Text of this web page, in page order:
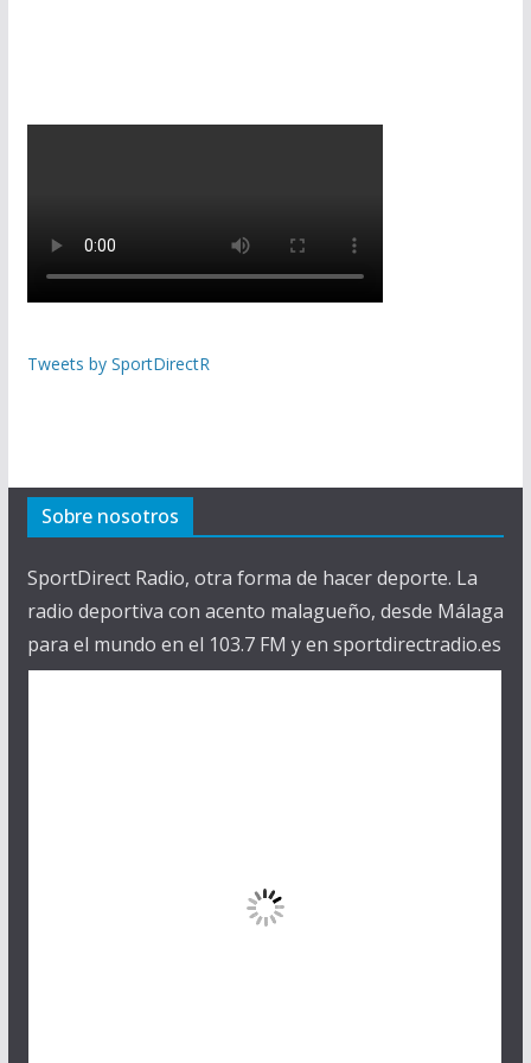
Tweets by SportDirectR
Sobre nosotros
SportDirect Radio, otra forma de hacer deporte. La
radio deportiva con acento malagueño, desde Málaga
para el mundo en el 103.7 FM y en sportdirectradio.es